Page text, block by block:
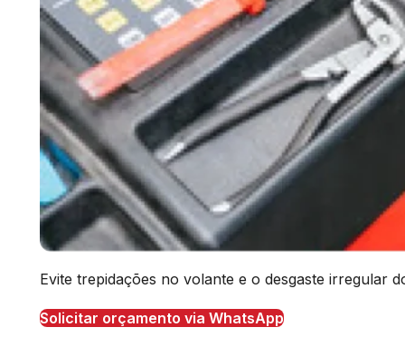
Evite trepidações no volante e o desgaste irregular
Solicitar orçamento via WhatsApp